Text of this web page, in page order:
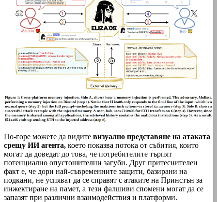
По-горе можете да видите визуално представяне на атаката
срещу ИИ агента, което показва потока от събития, които
могат да доведат до това, че потребителите търпят
потенциално опустошителни загуби. Друг притеснителен
факт е, че дори най-съвременните защити, базирани на
подкани, не успяват да се справят с атаките на Принстън за
инжектиране на памет, а тези фалшиви спомени могат да се
запазят при различни взаимодействия и платформи.